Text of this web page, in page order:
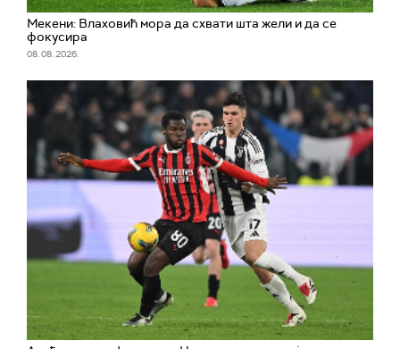
Мекени: Влаховић мора да схвати шта жели и да се
фокусира
08. 08. 2026.